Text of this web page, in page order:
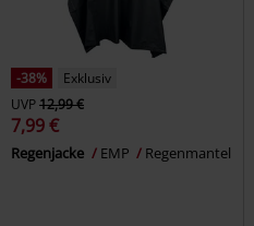
-38%
Exklusiv
UVP12,99 €
7,99 €
Regenjacke EMP Regenmantel